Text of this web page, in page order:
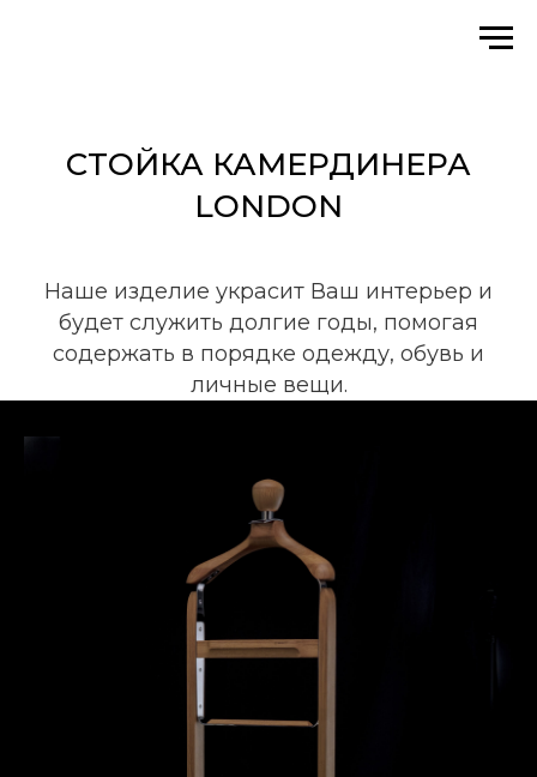
СТОЙКА КАМЕРДИНЕРА
LONDON
Наше изделие украсит Ваш интерьер и
будет служить долгие годы, помогая
содержать в порядке одежду, обувь и
личные вещи.